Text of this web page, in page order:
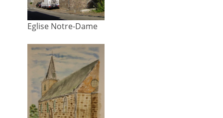
Eglise Notre-Dame